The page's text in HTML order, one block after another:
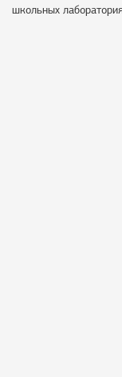
школьных